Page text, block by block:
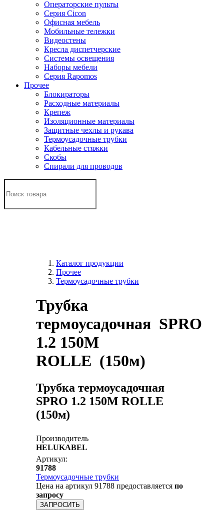
Операторские пульты
Серия Cicon
Офисная мебель
Мобильные тележки
Видеостены
Кресла диспетчерские
Системы освещения
Наборы мебели
Серия Rapomos
Прочее
Блокираторы
Расходные материалы
Крепеж
Изоляционные материалы
Защитные чехлы и рукава
Термоусадочные трубки
Кабельные стяжки
Скобы
Спирали для проводов
Каталог продукции
Прочее
Термоусадочные трубки
Трубка
термоусадочная SPRO
1.2 150M
ROLLE (150м)
Трубка термоусадочная
SPRO 1.2 150M ROLLE
(150м)
Производитель
HELUKABEL
Артикул:
91788
Термоусадочные трубки
Цена на артикул 91788 предоставляется по
запросу
ЗАПРОСИТЬ